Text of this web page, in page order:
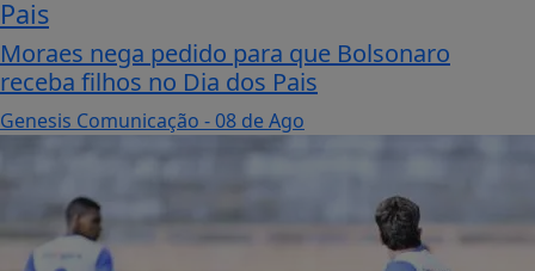
Pais
Moraes nega pedido para que Bolsonaro
receba filhos no Dia dos Pais
Genesis Comunicação - 08 de Ago